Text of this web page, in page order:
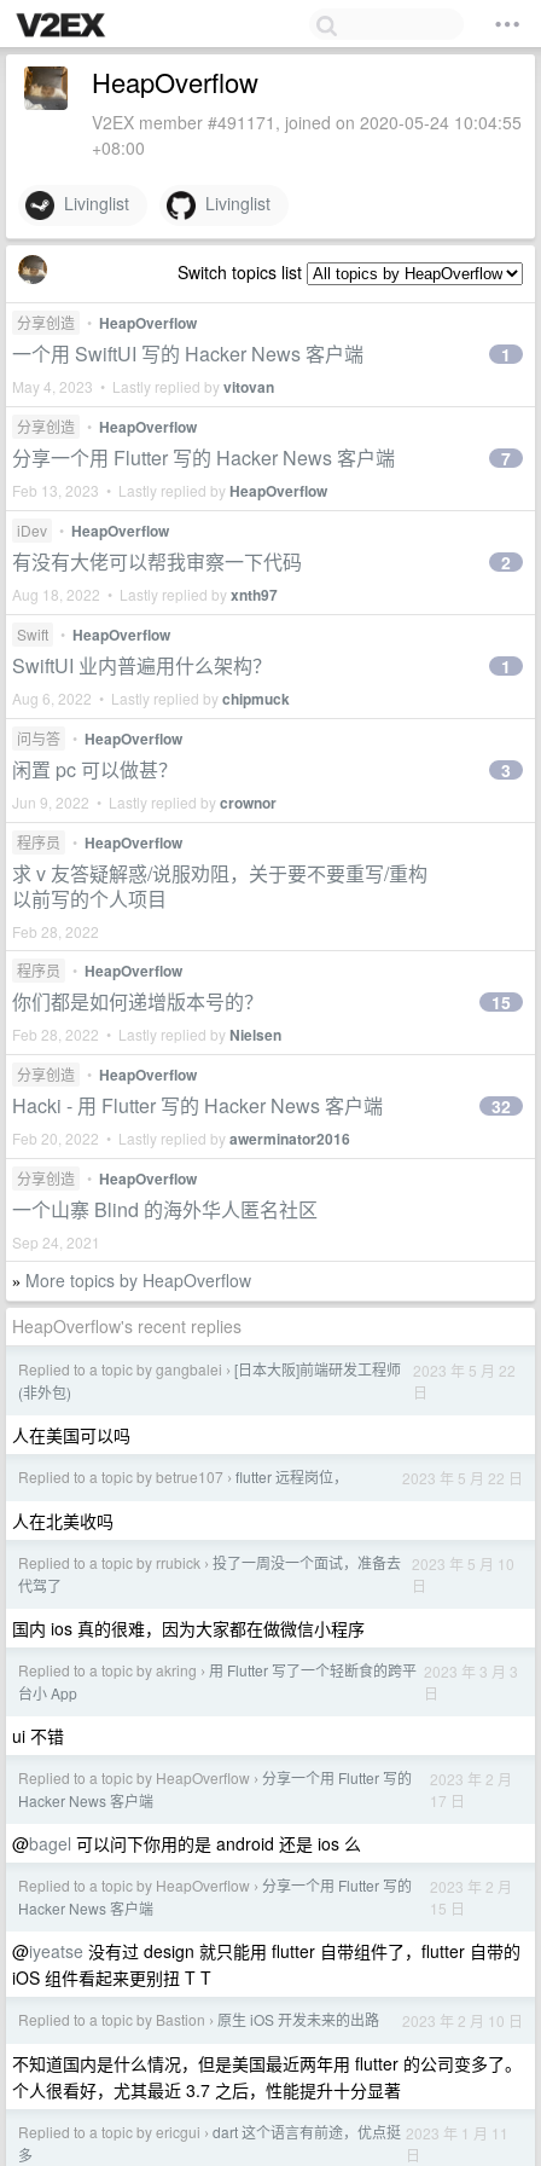
HeapOverflow
V2EX member #491171, joined on 2020-05-24 10:04:55
+08:00
Livinglist Livinglist
Switch topics list
分享创造 • HeapOverflow
一个用 SwiftUI 写的 Hacker News 客户端
May 4, 2023 • Lastly replied byvitovan
1
分享创造 • HeapOverflow
分享一个用 Flutter 写的 Hacker News 客户端
Feb 13, 2023 • Lastly replied byHeapOverflow
7
iDev • HeapOverflow
有没有大佬可以帮我审察一下代码
Aug 18, 2022 • Lastly replied byxnth97
2
Swift • HeapOverflow
SwiftUI 业内普遍用什么架构？
Aug 6, 2022 • Lastly replied bychipmuck
1
问与答 • HeapOverflow
闲置 pc 可以做甚？
Jun 9, 2022 • Lastly replied bycrownor
3
程序员 • HeapOverflow
求 v 友答疑解惑/说服劝阻，关于要不要重写/重构
以前写的个人项目
Feb 28, 2022
程序员
• HeapOverflow
你们都是如何递增版本号的？
Feb 28, 2022 • Lastly replied byNielsen
15
分享创造 • HeapOverflow
Hacki - 用 Flutter 写的 Hacker News 客户端
Feb 20, 2022 • Lastly replied byawerminator2016
32
分享创造 • HeapOverflow
一个山寨 Blind 的海外华人匿名社区
Sep 24, 2021
» More topics by HeapOverflow
HeapOverflow's recent replies
Replied to a topic by gangbalei › [日本大阪]前端研发工程师
(非外包)
2023 年 5 月 22
日
人在美国可以吗
Replied to a topic by betrue107 › flutter 远程岗位， 2023 年 5 月 22 日
人在北美收吗
Replied to a topic by rrubick › 投了一周没一个面试，准备去
代驾了
2023 年 5 月 10
日
国内 ios 真的很难，因为大家都在做微信小程序
Replied to a topic by akring › 用 Flutter 写了一个轻断食的跨平
台小 App
2023 年 3 月 3
日
ui 不错
Replied to a topic by HeapOverflow › 分享一个用 Flutter 写的
Hacker News 客户端
2023 年 2 月
17 日
@bagel 可以问下你用的是 android 还是 ios 么
Replied to a topic by HeapOverflow › 分享一个用 Flutter 写的
Hacker News 客户端
2023 年 2 月
15 日
@iyeatse 没有过 design 就只能用 flutter 自带组件了，flutter 自带的
iOS 组件看起来更别扭 T T
Replied to a topic by Bastion › 原生 iOS 开发未来的出路 2023 年 2 月 10 日
不知道国内是什么情况，但是美国最近两年用 flutter 的公司变多了。
个人很看好，尤其最近 3.7 之后，性能提升十分显著
Replied to a topic by ericgui › dart 这个语言有前途，优点挺
多
2023 年 1 月 11
日